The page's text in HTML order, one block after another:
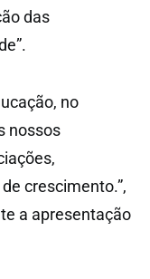
das
no
nossos
crescimento.”,
a apresentação